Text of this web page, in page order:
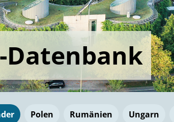
Datenbank
Polen Rumänien Ungarn